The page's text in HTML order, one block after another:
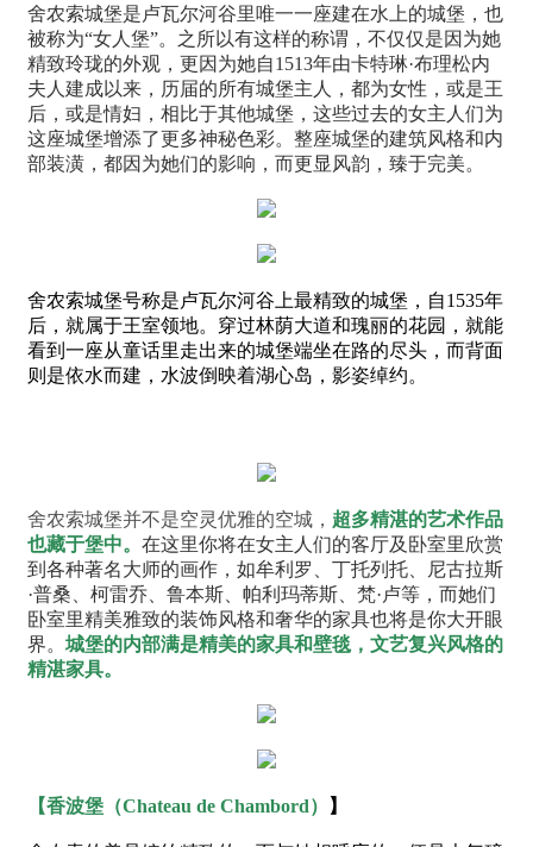
舍农索城堡是卢瓦尔河谷里唯一一座建在水上的城堡，也
被称为“女人堡”。之所以有这样的称谓，不仅仅是因为她
精致玲珑的外观，更因为她自1513年由卡特琳·布理松内
夫人建成以来，历届的所有城堡主人，都为女性，或是王
后，或是情妇，相比于其他城堡，这些过去的女主人们为
这座城堡增添了更多神秘色彩。整座城堡的建筑风格和内
部装潢，都因为她们的影响，而更显风韵，臻于完美。
舍农索城堡号称是卢瓦尔河谷上最精致的城堡，自1535年
后，就属于王室领地。穿过林荫大道和瑰丽的花园，就能
看到一座从童话里走出来的城堡端坐在路的尽头，而背面
则是依水而建，水波倒映着湖心岛，影姿绰约。
舍农索城堡并不是空灵优雅的空城， 超多精湛的艺术作品
也藏于堡中。 在这里你将在女主人们的客厅及卧室里欣赏
到各种著名大师的画作，如牟利罗、丁托列托、尼古拉斯
·普桑、柯雷乔、鲁本斯、帕利玛蒂斯、梵·卢等，而她们
卧室里精美雅致的装饰风格和奢华的家具也将是你大开眼
界。 城堡的内部满是精美的家具和壁毯，文艺复兴风格的
精湛家具。
【香波堡（Chateau de Chambord） 】